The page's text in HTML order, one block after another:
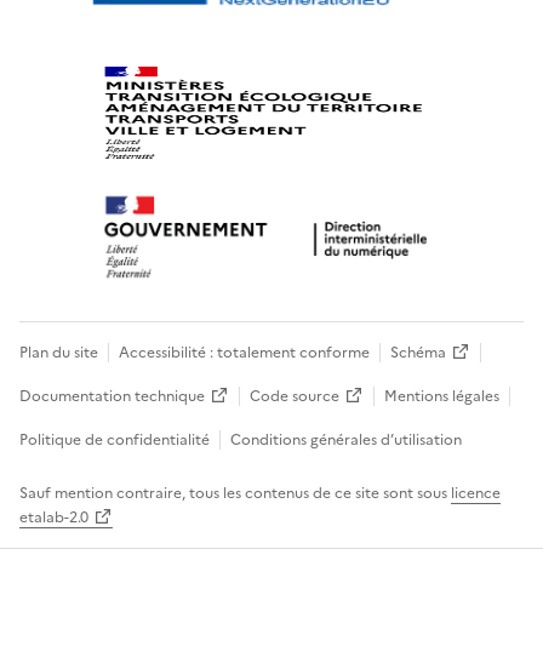
Plan du site Accessibilité : totalement conforme
Schéma
Documentation technique
Code source
Mentions légales
Politique de confidentialité
Conditions générales d’utilisation
Sauf mention contraire, tous les contenus de ce site sont sous licence
etalab-2.0